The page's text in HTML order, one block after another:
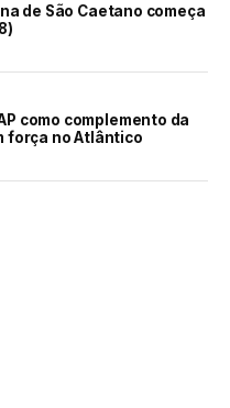
de São Caetano começa
como complemento da
força no Atlântico